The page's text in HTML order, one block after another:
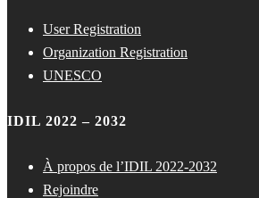
User Registration
Organization Registration
UNESCO
IDIL 2022 – 2032
À propos de l’IDIL 2022-2032
Rejoindre